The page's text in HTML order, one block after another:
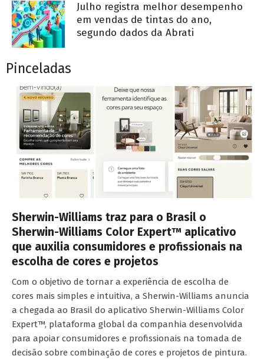
Julho registra melhor desempenho
em vendas de tintas do ano,
segundo dados da Abrati
Pinceladas
Sherwin-Williams traz para o Brasil o
Sherwin-Williams Color Expert™ aplicativo
que auxilia consumidores e profissionais na
escolha de cores e projetos
Com o objetivo de tornar a experiência de escolha de
cores mais simples e intuitiva, a Sherwin-Williams anuncia
a chegada ao Brasil do aplicativo Sherwin-Williams Color
Expert™, plataforma global da companhia desenvolvida
para apoiar consumidores e profissionais na tomada de
decisão sobre combinação de cores e projetos de pintura.